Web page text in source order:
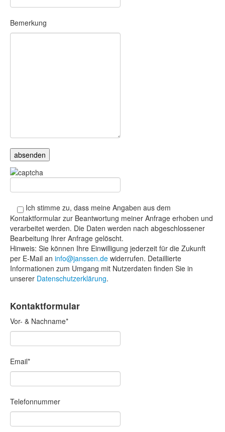
Bemerkung
Ich stimme zu, dass meine Angaben aus dem
Kontaktformular zur Beantwortung meiner Anfrage erhoben und
verarbeitet werden. Die Daten werden nach abgeschlossener
Bearbeitung Ihrer Anfrage gelöscht.
Hinweis: Sie können Ihre Einwilligung jederzeit für die Zukunft
per E-Mail an info@janssen.de widerrufen. Detaillierte
Informationen zum Umgang mit Nutzerdaten finden Sie in
unserer Datenschutzerklärung.
Kontaktformular
Vor- & Nachname*
Email*
Telefonnummer